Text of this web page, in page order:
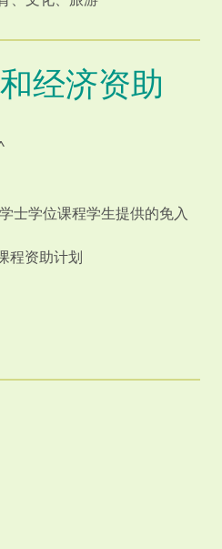
经济资助
士学位课程学生提供的免入
程资助计划